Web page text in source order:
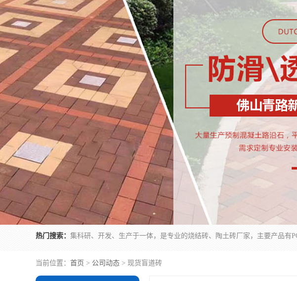
热门搜索：
当前位置： 首页 > 公司动态 > 现货盲道砖